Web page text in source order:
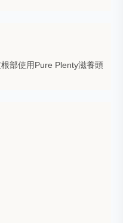
部使用Pure Plenty滋養頭